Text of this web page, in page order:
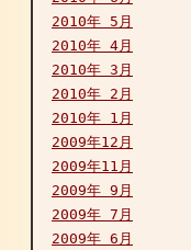
2010年 5月
2010年 4月
2010年 3月
2010年 2月
2010年 1月
2009年12月
2009年11月
2009年 9月
2009年 7月
2009年 6月